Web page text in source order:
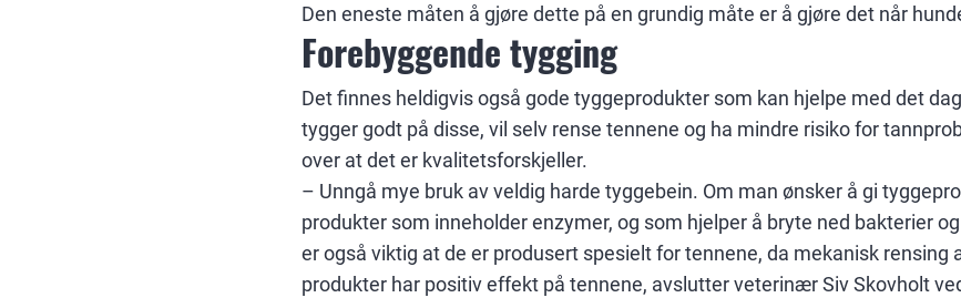
Den eneste måten å gjøre dette på en grundig måte er å gjøre det når
Forebyggende tygging
Det finnes heldigvis også gode tyggeprodukter som kan hjelpe med det
tygger godt på disse, vil selv rense tennene og ha mindre risiko for
over at det er kvalitetsforskjeller.
– Unngå mye bruk av veldig harde tyggebein. Om man ønsker å gi
produkter som inneholder enzymer, og som hjelper å bryte ned bakterier
er også viktig at de er produsert spesielt for tennene, da mekanisk rensing
produkter har positiv effekt på tennene, avslutter veterinær Siv Skovholt